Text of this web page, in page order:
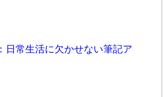
日常生活に欠かせない筆記ア